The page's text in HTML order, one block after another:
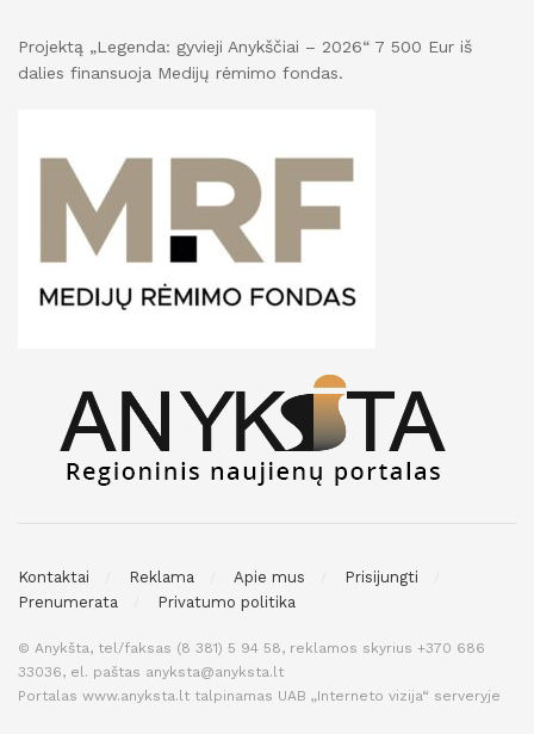
Projektą „Legenda: gyvieji Anykščiai – 2026“ 7 500 Eur iš
dalies finansuoja Medijų rėmimo fondas.
Kontaktai Reklama Apie mus
Prisijungti
Prenumerata
Privatumo politika
© Anykšta, tel/faksas (8 381) 5 94 58, reklamos skyrius +370 686
33036, el. paštas anyksta@anyksta.lt
Portalas www.anyksta.lt talpinamas UAB „Interneto vizija“ serveryje